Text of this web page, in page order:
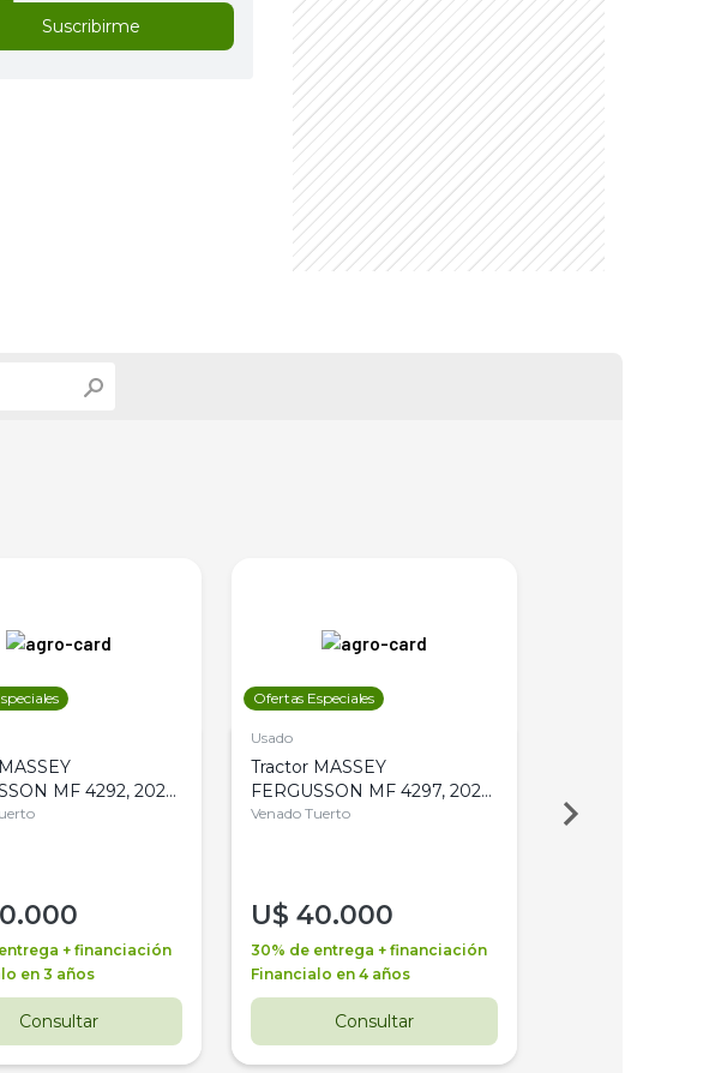
Suscribirme
MF 4292, 2020,
+ financiación
en 3 años
Consultar
Ofertas Especiales
Usado
Tractor MASSEY
FERGUSSON MF 4297, 2020,
4WD, PATON
Venado Tuerto
U$ 40.000
30% de entrega + financiación
Financialo en 4 años
Consultar
Venado Tuerto